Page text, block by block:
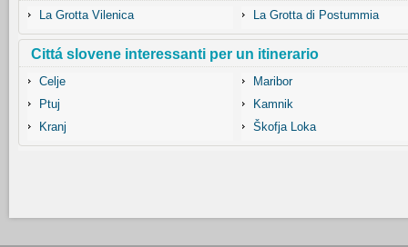
La Grotta Vilenica La Grotta di Postummia
Cittá slovene interessanti per un itinerario
Celje
Ptuj
Kranj
Maribor
Kamnik
Škofja Loka